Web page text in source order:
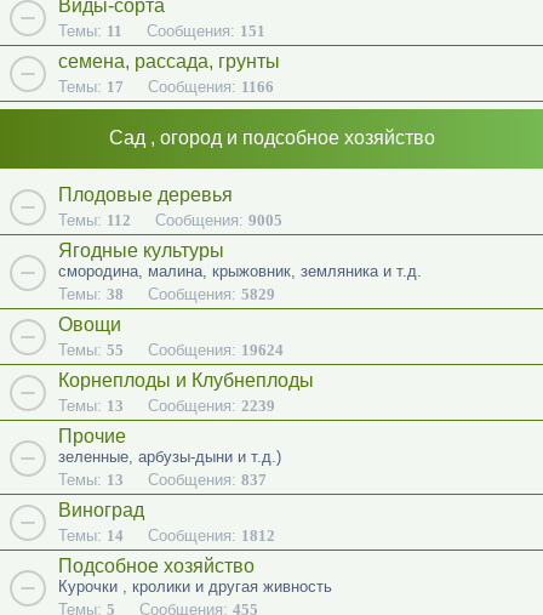
Виды-сорта
Темы: 11 Сообщения: 151
семена, рассада, грунты
Темы: 17 Сообщения: 1166
Сад , огород и подсобное хозяйство
Плодовые деревья
Темы: 112 Сообщения: 9005
Ягодные культуры
смородина, малина, крыжовник, земляника и т.д.
Темы: 38 Сообщения: 5829
Овощи
Темы: 55 Сообщения: 19624
Корнеплоды и Клубнеплоды
Темы: 13 Сообщения: 2239
Прочие
зеленные, арбузы-дыни и т.д.)
Темы: 13 Сообщения: 837
Виноград
Темы: 14 Сообщения: 1812
Подсобное хозяйство
Курочки , кролики и другая живность
Темы: 5 Сообщения: 455